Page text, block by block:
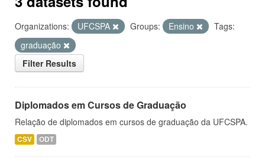
Organizations: UFCSPA Groups: Ensino
Tags:
graduação
Filter Results
Diplomados em Cursos de Graduação
Relação de diplomados em cursos de graduação da UFCSPA.
CSV ODT